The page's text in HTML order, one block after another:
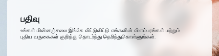
பதிவு
உங்கள் மின்னஞ்சலை இங்கே விட்டுவிட்டு எங்களின் விளம்பரங்கள் மற்றும்
புதிய வருகைகள் குறித்து தொடர்ந்து தெரிந்துகொள்ளுங்கள்.